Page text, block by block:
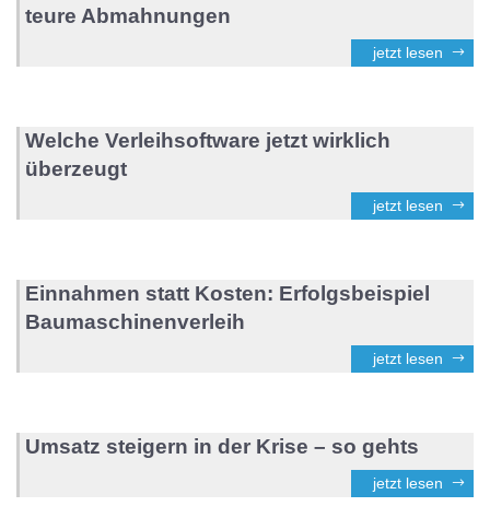
teure Abmahnungen
jetzt lesen
Welche Verleihsoftware jetzt wirklich
überzeugt
jetzt lesen
Einnahmen statt Kosten: Erfolgsbeispiel
Baumaschinenverleih
jetzt lesen
Umsatz steigern in der Krise – so gehts
jetzt lesen